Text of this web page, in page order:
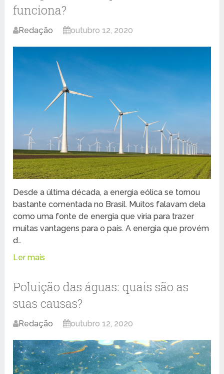
funciona?
Redação outubro 12, 2020
Desde a última década, a energia eólica se tornou
bastante comentada no Brasil. Muitos falavam dela
como uma fonte de energia que viria para trazer
muitas vantagens para o país. A energia que provém
d…
Ler mais
Poluição das águas: quais são as
suas causas?
Redação outubro 12, 2020